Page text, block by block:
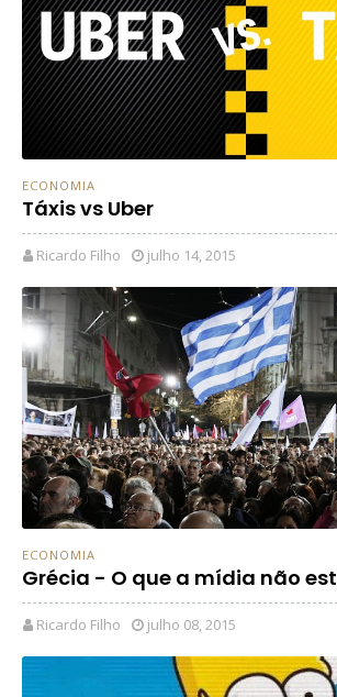
ECONOMIA
Táxis vs Uber
Ricardo Filho julho 14, 2015
ECONOMIA
Grécia - O que a mídia não
Ricardo Filho julho 08, 2015